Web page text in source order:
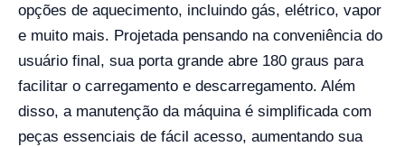
opções de aquecimento, incluindo gás, elétrico, vapor
e muito mais. Projetada pensando na conveniência do
usuário final, sua porta grande abre 180 graus para
facilitar o carregamento e descarregamento. Além
disso, a manutenção da máquina é simplificada com
peças essenciais de fácil acesso, aumentando sua